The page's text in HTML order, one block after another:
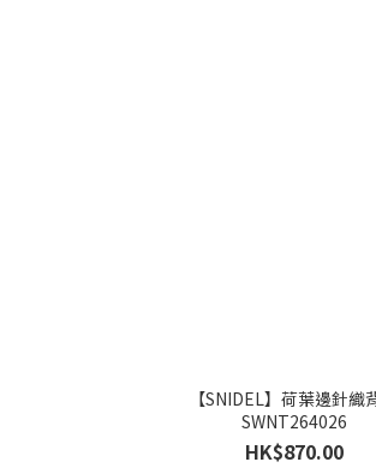
【SNIDEL】荷葉邊針織
SWNT264026
HK$870.00